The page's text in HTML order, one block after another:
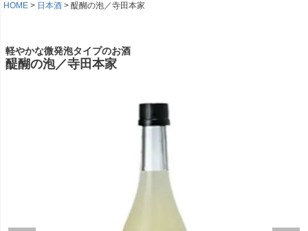
HOME 日本酒 醍醐の泡／寺田本家
軽やかな微発泡タイプのお酒
醍醐の泡／寺田本家